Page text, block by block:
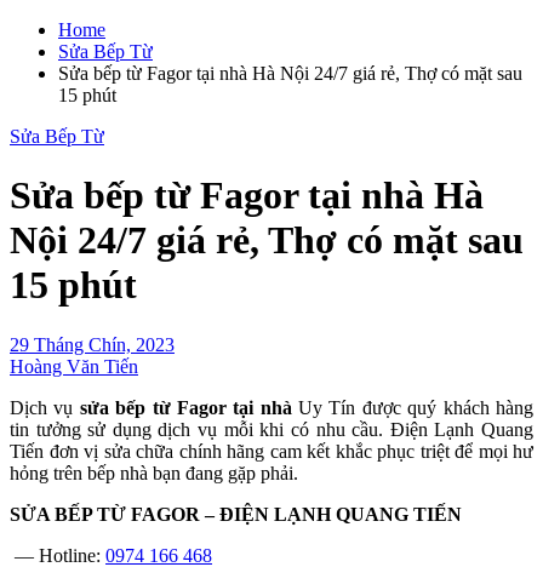
Home
Sửa Bếp Từ
Sửa bếp từ Fagor tại nhà Hà Nội 24/7 giá rẻ, Thợ có mặt sau
15 phút
Sửa Bếp Từ
Sửa bếp từ Fagor tại nhà Hà
Nội 24/7 giá rẻ, Thợ có mặt sau
15 phút
29 Tháng Chín, 2023
Hoàng Văn Tiến
Dịch vụ sửa bếp từ Fagor tại nhà Uy Tín được quý khách hàng
tin tưởng sử dụng dịch vụ mỗi khi có nhu cầu. Điện Lạnh Quang
Tiến đơn vị sửa chữa chính hãng cam kết khắc phục triệt để mọi hư
hỏng trên bếp nhà bạn đang gặp phải.
SỬA BẾP TỪ FAGOR – ĐIỆN LẠNH QUANG TIẾN
— Hotline: 0974 166 468